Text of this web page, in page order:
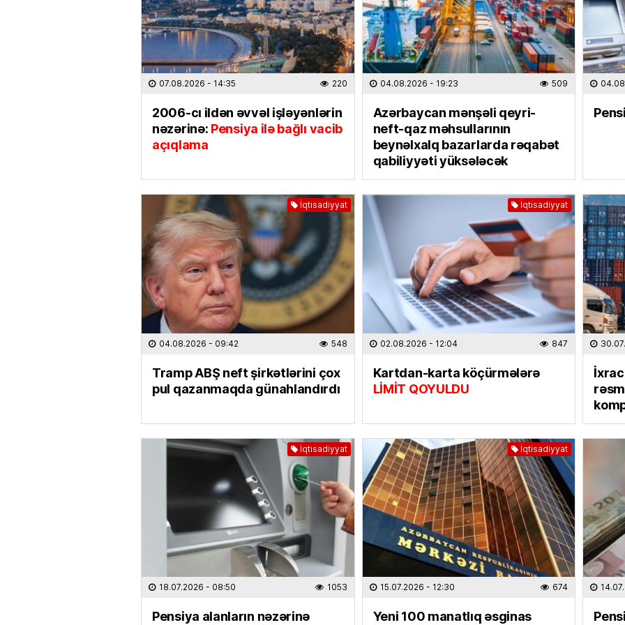
ÖLKƏ
Bu
Ceki
TÜRK
ÖLKƏ
Dr.
sədri
07.08.2026 - 14:35 220
2006-cı ildən əvvəl işləyənlərin
nəzərinə:Pensiya ilə bağlı vacib
açıqlama
04.08.2026 - 19:23 509
Azərbaycan mənşəli qeyri-
neft-qaz məhsullarının
beynəlxalq bazarlarda rəqabət
qabiliyyəti yüksələcək
İqtisadiyyat
04.08.2026 - 09:42 548
Tramp ABŞ neft şirkətlərini çox
pul qazanmaqda günahlandırdı
İqtisadiyyat
02.08.2026 - 12:04 847
Kartdan-karta köçürmələrə
LİMİT QOYULDU
İqtisadiyyat
18.07.2026 - 08:50 1053
Pensiya alanların nəzərinə
İqtisadiyyat
15.07.2026 - 12:30 674
Yeni 100 manatlıq əsginas